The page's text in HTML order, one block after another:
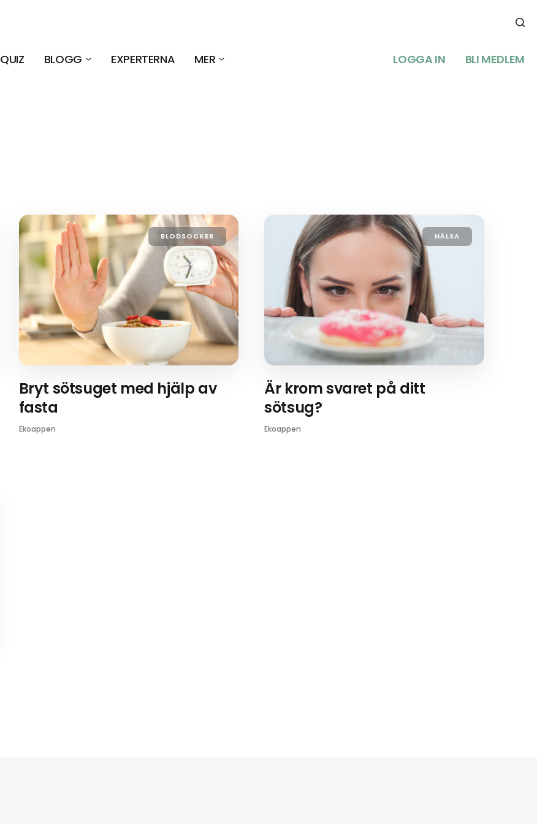
QUIZ BLOGG EXPERTERNA MER LOGGA IN BLI MEDLEM
BLODSOCKER
Bryt sötsuget med hjälp av
fasta
Ekoappen
HÄLSA
Är krom svaret på ditt
sötsug?
Ekoappen